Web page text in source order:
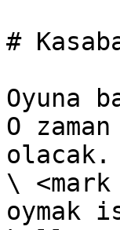
#
Oyuna
O
olacak.
\
oymak